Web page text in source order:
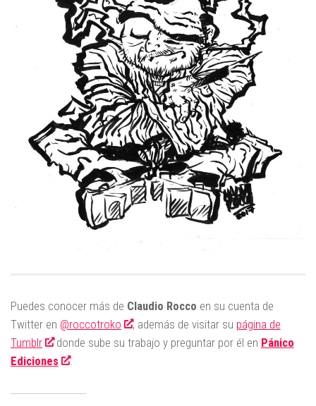
Puedes conocer más de Claudio Rocco en su cuenta de
Twitter en @roccotroko , además de visitar su página de
Tumblr
donde sube su trabajo y preguntar por él en Pánico
Ediciones
.